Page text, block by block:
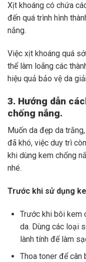
Xịt khoáng có chứa
đến quá trình hình
nắng.
Việc xịt khoáng quá
thể làm loãng các
hiệu quả bảo vệ da
3. Hướng dẫn
chống nắng.
Muốn da đẹp da
đã khó, việc duy trì
khi dùng kem chống
nhé.
Trước khi sử dụng
Trước khi bôi kem
da. Dùng các loại
lành tính để làm
Thoa toner để cân